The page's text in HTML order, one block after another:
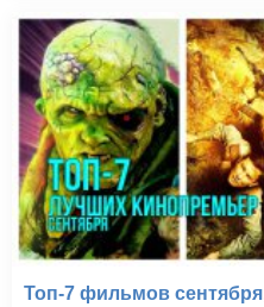
Топ-7 фильмов